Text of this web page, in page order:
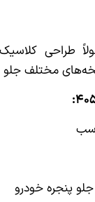
طراحی
مختلف
پنجره خودرو